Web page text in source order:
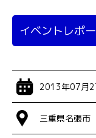
イベントレポ
2013年07月
三重県名張市